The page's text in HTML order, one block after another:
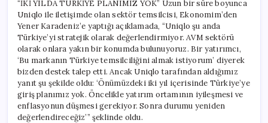
“İKİ YILDA TÜRKİYE PLANIMIZ YOK” Uzun bir süre boyunca
Uniqlo ile iletişimde olan sektör temsilcisi, Ekonomim’den
Yener Karadeniz’e yaptığı açıklamada, “Uniqlo şu anda
Türkiye’yi stratejik olarak değerlendirmiyor. AVM sektörü
olarak onlara yakın bir konumda bulunuyoruz. Bir yatırımcı,
‘Bu markanın Türkiye temsilciliğini almak istiyorum’ diyerek
bizden destek talep etti. Ancak Uniqlo tarafından aldığımız
yanıt şu şekilde oldu: ‘Önümüzdeki iki yıl içerisinde Türkiye’ye
giriş planımız yok. Öncelikle yatırım ortamının iyileşmesi ve
enflasyonun düşmesi gerekiyor. Sonra durumu yeniden
değerlendireceğiz’” şeklinde oldu.